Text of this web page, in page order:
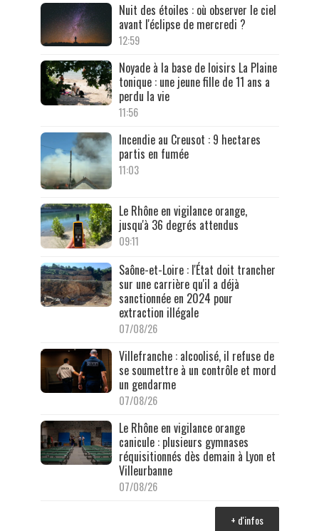
Nuit des étoiles : où observer le ciel
avant l'éclipse de mercredi ?
12:59
Noyade à la base de loisirs La Plaine
tonique : une jeune fille de 11 ans a
perdu la vie
11:56
Incendie au Creusot : 9 hectares
partis en fumée
11:03
Le Rhône en vigilance orange,
jusqu'à 36 degrés attendus
09:11
Saône-et-Loire : l'État doit trancher
sur une carrière qu'il a déjà
sanctionnée en 2024 pour
extraction illégale
07/08/26
Villefranche : alcoolisé, il refuse de
se soumettre à un contrôle et mord
un gendarme
07/08/26
Le Rhône en vigilance orange
canicule : plusieurs gymnases
réquisitionnés dès demain à Lyon et
Villeurbanne
07/08/26
+ d'infos